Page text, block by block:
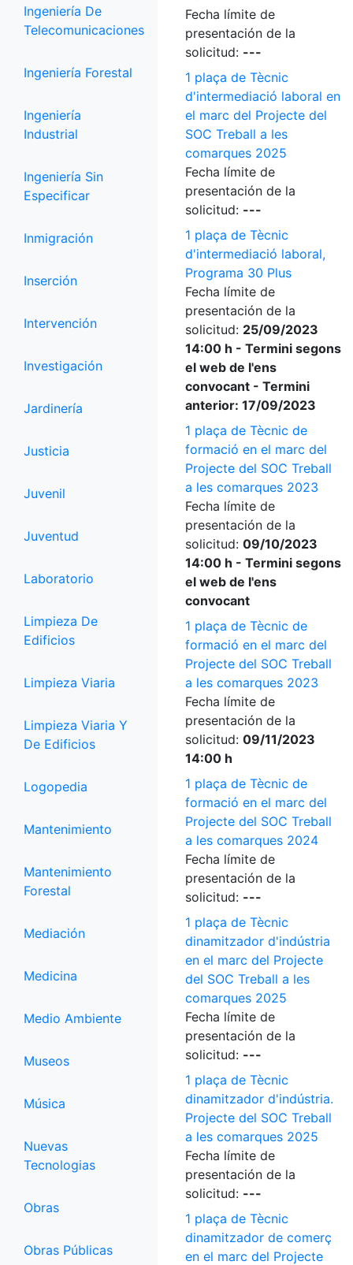
Ingeniería De
Telecomunicaciones
Ingeniería Forestal
Ingeniería
Industrial
Ingeniería Sin
Especificar
Inmigración
Inserción
Intervención
Investigación
Jardinería
Justicia
Juvenil
Juventud
Laboratorio
Limpieza De
Edificios
Limpieza Viaria
Limpieza Viaria Y
De Edificios
Logopedia
Mantenimiento
Mantenimiento
Forestal
Mediación
Medicina
Medio Ambiente
Museos
Música
Nuevas
Tecnologias
Obras
Obras Públicas
Fecha límite de
presentación de la
solicitud: ---
1 plaça de Tècnic
d'intermediació laboral en
el marc del Projecte del
SOC Treball a les
comarques 2025
Fecha límite de
presentación de la
solicitud: ---
1 plaça de Tècnic
d'intermediació laboral,
Programa 30 Plus
Fecha límite de
presentación de la
solicitud: 25/09/2023
14:00 h - Termini segons
el web de l'ens
convocant - Termini
anterior: 17/09/2023
1 plaça de Tècnic de
formació en el marc del
Projecte del SOC Treball
a les comarques 2023
Fecha límite de
presentación de la
solicitud: 09/10/2023
14:00 h - Termini segons
el web de l'ens
convocant
1 plaça de Tècnic de
formació en el marc del
Projecte del SOC Treball
a les comarques 2023
Fecha límite de
presentación de la
solicitud: 09/11/2023
14:00 h
1 plaça de Tècnic de
formació en el marc del
Projecte del SOC Treball
a les comarques 2024
Fecha límite de
presentación de la
solicitud: ---
1 plaça de Tècnic
dinamitzador d'indústria
en el marc del Projecte
del SOC Treball a les
comarques 2025
Fecha límite de
presentación de la
solicitud: ---
1 plaça de Tècnic
dinamitzador d'indústria.
Projecte del SOC Treball
a les comarques 2025
Fecha límite de
presentación de la
solicitud: ---
1 plaça de Tècnic
dinamitzador de comerç
en el marc del Projecte